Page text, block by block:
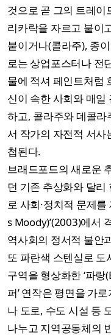
것으로 곧 그의 트레
리카락을 자르고 붙이
붙이거나(콜라주), 종
로는 상업포스터나 전
물에 적셔 페인트처럼
신이 속한 사회와 매일
하고, 콜라주와 데콜라
서 작가의 자전적 서
첩된다.
브래드포드의 새로운
던 기존 추상화와 달리
로 사회·정치적 문제
s Moody)’(2003)에서
역사회의 정서적 불안
또 파란색 스텐실로 도
구역을 형상화한 ‘파랑
퍼’ 연작은 평면을 가
나 도로, 수도 시설 등
나누고 지역공동체의